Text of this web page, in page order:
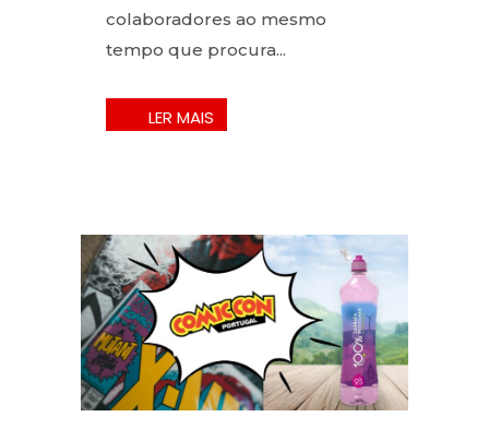
colaboradores ao mesmo
tempo que procura...